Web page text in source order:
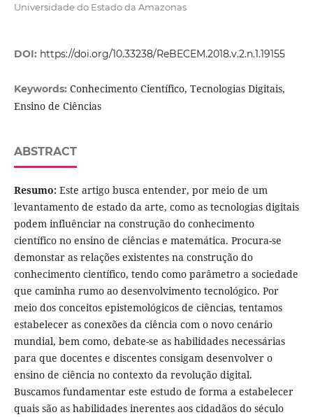
Universidade do Estado da Amazonas
DOI: https://doi.org/10.33238/ReBECEM.2018.v.2.n.1.19155
Keywords: Conhecimento Científico, Tecnologias Digitais,
Ensino de Ciências
ABSTRACT
Resumo: Este artigo busca entender, por meio de um
levantamento de estado da arte, como as tecnologias digitais
podem influênciar na construção do conhecimento
científico no ensino de ciências e matemática. Procura-se
demonstar as relações existentes na construção do
conhecimento científico, tendo como parâmetro a sociedade
que caminha rumo ao desenvolvimento tecnológico. Por
meio dos conceitos epistemológicos de ciências, tentamos
estabelecer as conexões da ciência com o novo cenário
mundial, bem como, debate-se as habilidades necessárias
para que docentes e discentes consigam desenvolver o
ensino de ciência no contexto da revolução digital.
Buscamos fundamentar este estudo de forma a estabelecer
quais são as habilidades inerentes aos cidadãos do século